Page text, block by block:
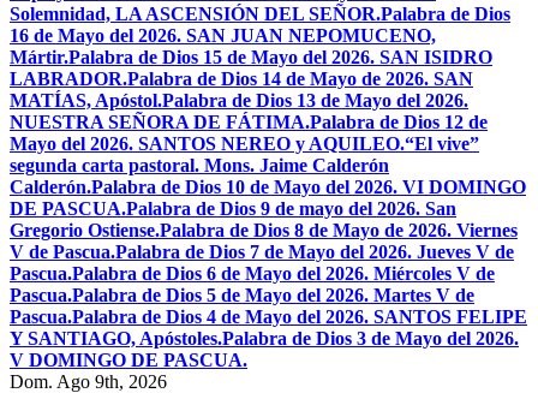
Solemnidad, LA ASCENSIÓN DEL SEÑOR.Palabra de Dios
16 de Mayo del 2026. SAN JUAN NEPOMUCENO,
Mártir.Palabra de Dios 15 de Mayo del 2026. SAN ISIDRO
LABRADOR.Palabra de Dios 14 de Mayo de 2026. SAN
MATÍAS, Apóstol.Palabra de Dios 13 de Mayo del 2026.
NUESTRA SEÑORA DE FÁTIMA.Palabra de Dios 12 de
Mayo del 2026. SANTOS NEREO y AQUILEO.“El vive”
segunda carta pastoral. Mons. Jaime Calderón
Calderón.Palabra de Dios 10 de Mayo del 2026. VI DOMINGO
DE PASCUA.Palabra de Dios 9 de mayo del 2026. San
Gregorio Ostiense.Palabra de Dios 8 de Mayo de 2026. Viernes
V de Pascua.Palabra de Dios 7 de Mayo del 2026. Jueves V de
Pascua.Palabra de Dios 6 de Mayo del 2026. Miércoles V de
Pascua.Palabra de Dios 5 de Mayo del 2026. Martes V de
Pascua.Palabra de Dios 4 de Mayo del 2026. SANTOS FELIPE
Y SANTIAGO, Apóstoles.Palabra de Dios 3 de Mayo del 2026.
V DOMINGO DE PASCUA.
Dom. Ago 9th, 2026